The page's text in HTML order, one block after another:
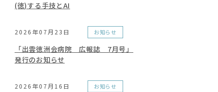
(徳)する手技とAI
お知らせ
2026年07月23日
「出雲徳洲会病院 広報誌 7月号」
発行のお知らせ
お知らせ
2026年07月16日